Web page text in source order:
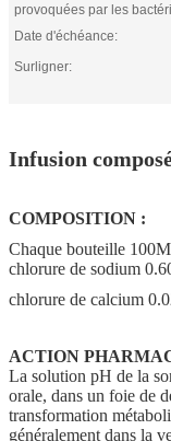
provoquées par les
Date d'échéance:
Surligner:
Infusion
COMPOSITION :
Chaque bouteille
chlorure de sodium
chlorure de calcium
ACTION
La solution pH de la
orale, dans un foie de
transformation
généralement dans la